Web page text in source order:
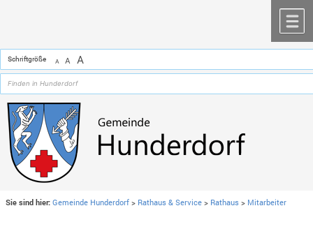
Schriftgröße A A A
Sie sind hier: Gemeinde Hunderdorf > Rathaus & Service > Rathaus > Mitarbeiter